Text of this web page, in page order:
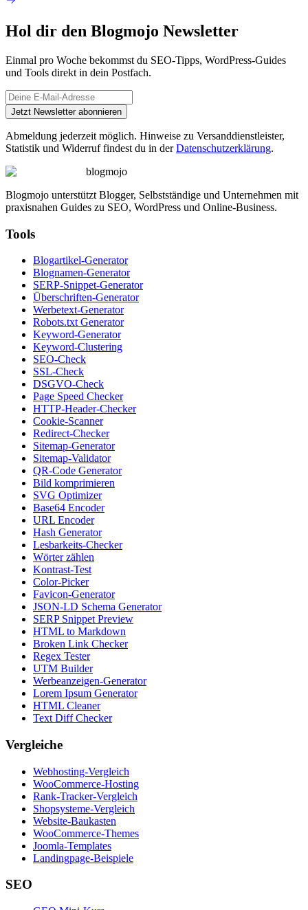
Hol dir den Blogmojo Newsletter
Einmal pro Woche bekommst du SEO-Tipps, WordPress-Guides
und Tools direkt in dein Postfach.
Jetzt Newsletter abonnieren
Abmeldung jederzeit möglich. Hinweise zu Versanddienstleister,
Statistik und Widerruf findest du in der Datenschutzerklärung.
blogmojo
Blogmojo unterstützt Blogger, Selbstständige und Unternehmen mit
praxisnahen Guides zu SEO, WordPress und Online-Business.
Tools
Blogartikel-Generator
Blognamen-Generator
SERP-Snippet-Generator
Überschriften-Generator
Werbetext-Generator
Robots.txt Generator
Keyword-Generator
Keyword-Clustering
SEO-Check
SSL-Check
DSGVO-Check
Page Speed Checker
HTTP-Header-Checker
Cookie-Scanner
Redirect-Checker
Sitemap-Generator
Sitemap-Validator
QR-Code Generator
Bild komprimieren
SVG Optimizer
Base64 Encoder
URL Encoder
Hash Generator
Lesbarkeits-Checker
Wörter zählen
Kontrast-Test
Color-Picker
Favicon-Generator
JSON-LD Schema Generator
SERP Snippet Preview
HTML to Markdown
Broken Link Checker
Regex Tester
UTM Builder
Werbeanzeigen-Generator
Lorem Ipsum Generator
HTML Cleaner
Text Diff Checker
Vergleiche
Webhosting-Vergleich
WooCommerce-Hosting
Rank-Tracker-Vergleich
Shopsysteme-Vergleich
Website-Baukasten
WooCommerce-Themes
Joomla-Templates
Landingpage-Beispiele
SEO